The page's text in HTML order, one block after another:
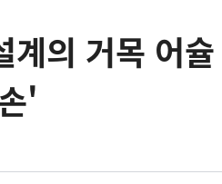
의 거목 어슐
'